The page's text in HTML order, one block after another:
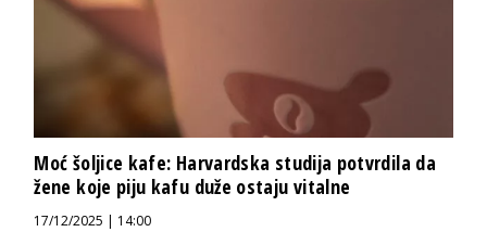
Moć šoljice kafe: Harvardska studija potvrdila da
žene koje piju kafu duže ostaju vitalne
17/12/2025 | 14:00